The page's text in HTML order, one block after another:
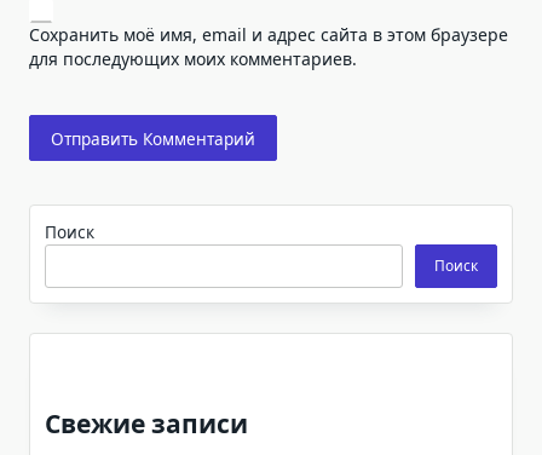
Сохранить моё имя, email и адрес сайта в этом браузере
для последующих моих комментариев.
Поиск
Поиск
Свежие записи